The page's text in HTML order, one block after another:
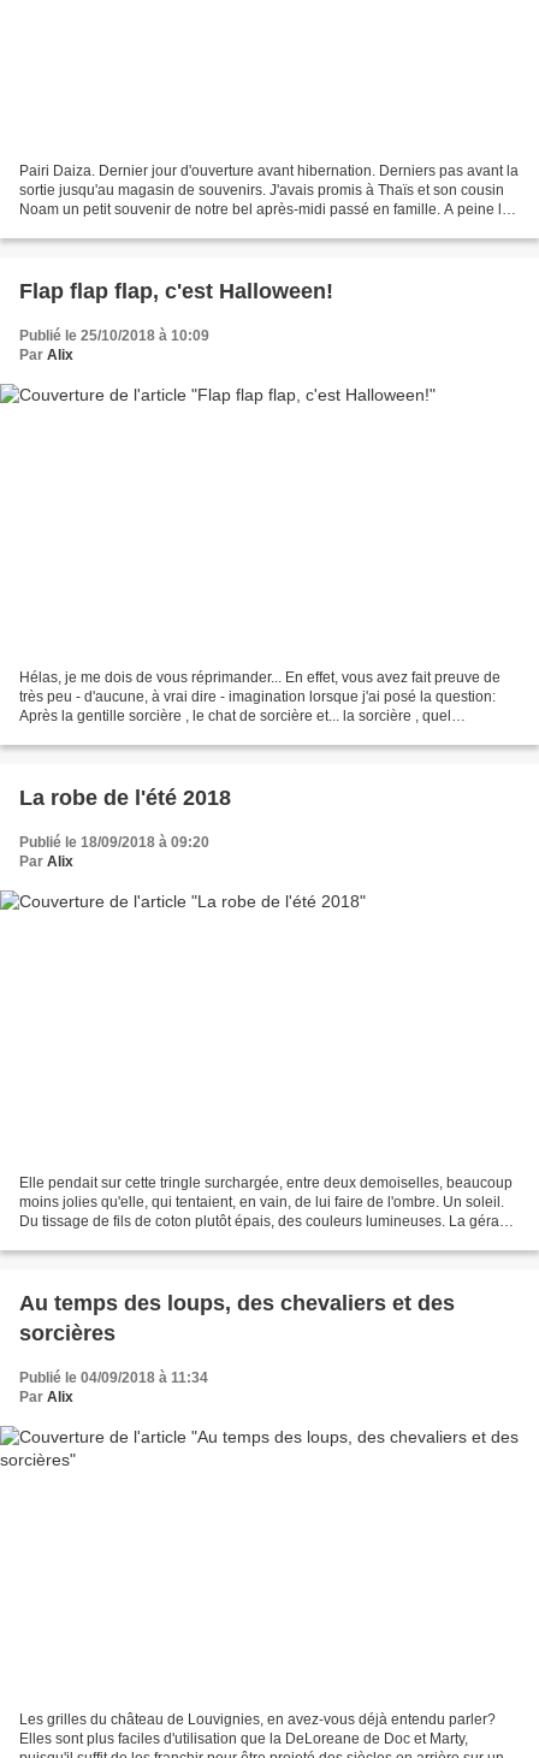
Pairi Daiza. Dernier jour d'ouverture avant hibernation. Derniers pas avant la
sortie jusqu'au magasin de souvenirs. J'avais promis à Thaïs et son cousin
Noam un petit souvenir de notre bel après-midi passé en famille. A peine le
Flap flap flap, c'est Halloween!
Publié le 25/10/2018 à 10:09
Par Alix
Hélas, je me dois de vous réprimander... En effet, vous avez fait preuve de
très peu - d'aucune, à vrai dire - imagination lorsque j'ai posé la question:
Après la gentille sorcière , le chat de sorcière et... la sorcière , quel
La robe de l'été 2018
Publié le 18/09/2018 à 09:20
Par Alix
Elle pendait sur cette tringle surchargée, entre deux demoiselles, beaucoup
moins jolies qu'elle, qui tentaient, en vain, de lui faire de l'ombre. Un soleil.
Du tissage de fils de coton plutôt épais, des couleurs lumineuses. La gérante
Au temps des loups, des chevaliers et des
sorcières
Publié le 04/09/2018 à 11:34
Par Alix
Les grilles du château de Louvignies, en avez-vous déjà entendu parler?
Elles sont plus faciles d'utilisation que la DeLoreane de Doc et Marty,